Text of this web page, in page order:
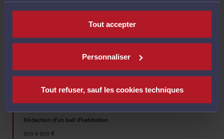
Tout accepter
Personnaliser
Tout refuser, sauf les cookies techniques
DROIT IMMOBILIER
expulsion du locataire / (clause résolutoire)
1000 à 15000 €
Prendre RDV >
Rédaction d'un bail d'habitation
500 à 500 €